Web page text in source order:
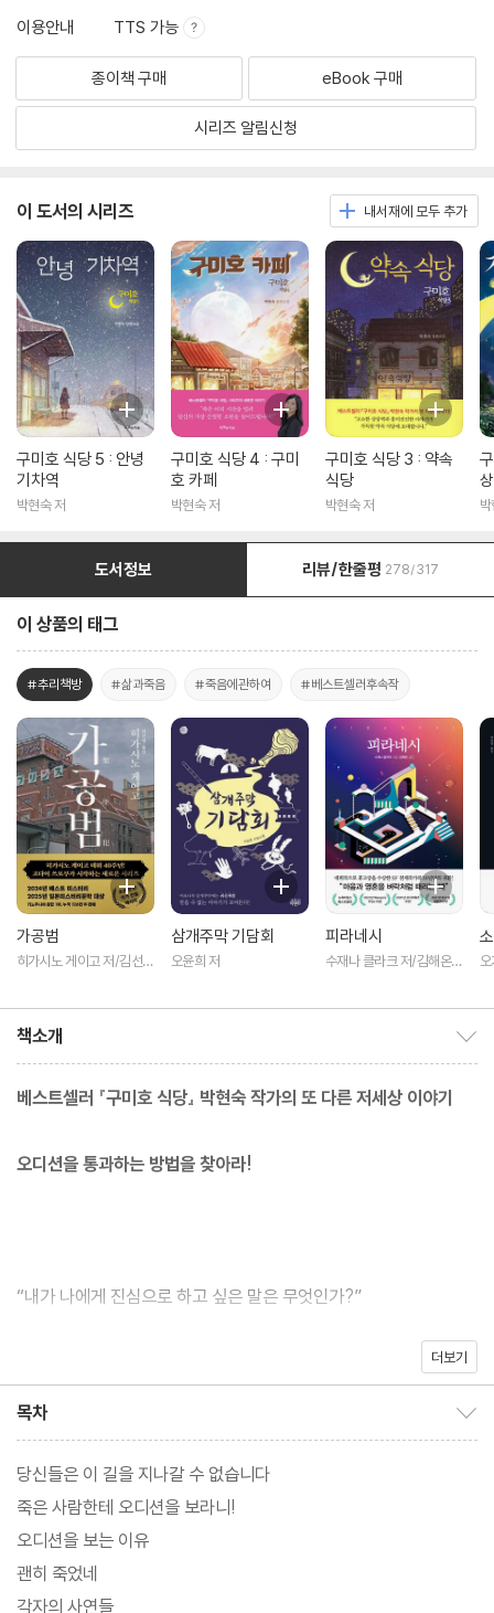
이용안내 TTS 가능
종이책 구매 eBook 구매
시리즈 알림신청
이 도서의 시리즈 내서재에 모두 추가
구미호 식당 5 : 안녕
기차역
박현숙 저
구미호 식당 4 : 구미
호 카페
박현숙 저
구미호 식당 3 : 약속
식당
박현숙 저
도서정보 리뷰/한줄평 278/317
이 상품의 태그
#추리책방 #삶과죽음 #죽음에관하여 #베스트셀러후속작
가공범
히가시노 게이고 저/김선영
삼개주막 기담회
오윤희 저
피라네시
수재나 클라크 저/김해온
책소개
베스트셀러 『구미호 식당』 박현숙 작가의 또 다른 저세상 이야기
오디션을 통과하는 방법을 찾아라!
“내가 나에게 진심으로 하고 싶은 말은 무엇인가?”
모두 살아야 할 이유가 있는 시간들이다.”
『저세상 오디션』은 청소년 베스트셀러 『구미호 식당』으로 굳게 자
리매김한 이야기꾼 박현숙의 또 다른 ‘저세상’ 이야기다. ‘스스로 죽
더보기
목차
당신들은 이 길을 지나갈 수 없습니다
죽은 사람한테 오디션을 보라니!
오디션을 보는 이유
괜히 죽었네
각자의 사연들